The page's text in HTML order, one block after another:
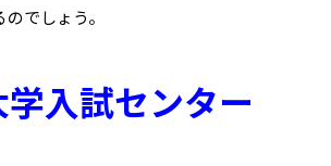
でしょう。
学入試センター